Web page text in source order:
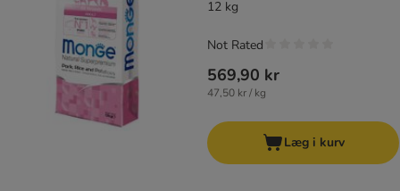
12 kg
569,90 kr
47,50 kr / kg
Not Rated
Læg i kurv